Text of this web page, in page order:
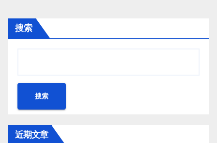
搜索
搜索
近期文章